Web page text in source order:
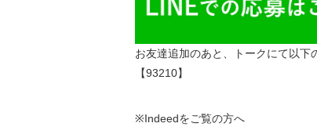
お友達追加のあと、トークにて以下
【93210】
※Indeedをご覧の方へ